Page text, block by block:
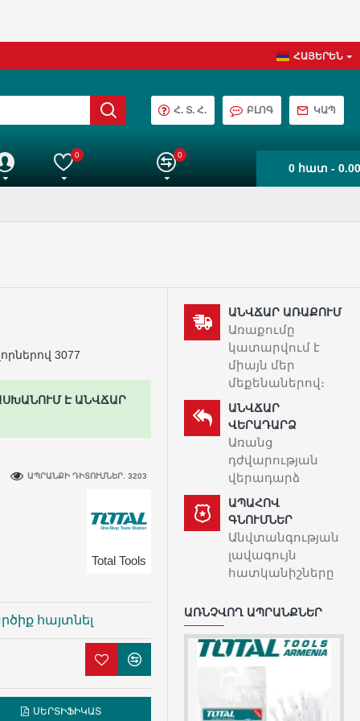
ՀԱՅԵՐԵՆ
Հ. Տ. Հ. ԲԼՈԳ ԿԱՊ
Իմ ընտրանին
0
Ապրանքների Համեմատում
0
0 հատ -
Է ԱՆՎՃԱՐ
Total Tools
ԱՊՐԱՆՔԻ ԴԻՏՈՒՄՆԵՐ. 3203
հայտնել
3077
ՍԵՐՏԻՖԻԿԱՏ
ԱՆՎՃԱՐ ԱՌԱՔՈՒՄ
Առաքումը
կատարվում է
միայն մեր
մեքենաներով։
ԱՆՎՃԱՐ
ՎԵՐԱԴԱՐՁ
Առանց
դժվարության
վերադարձ
ԱՊԱՀՈՎ
ԳՆՈՒՄՆԵՐ
Անվտանգության
լավագույն
հատկանիշները
ԱՌՆՉՎՈՂ ԱՊՐԱՆՔՆԵՐ